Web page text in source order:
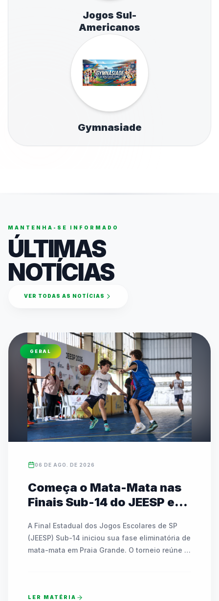
Jogos Sul-
Americanos
Gymnasiade
MANTENHA-SE INFORMADO
ÚLTIMAS
NOTÍCIAS
VER TODAS AS NOTÍCIAS
GERAL
06 DE AGO. DE 2026
Começa o Mata-Mata nas
Finais Sub-14 do JEESP em
A Final Estadual dos Jogos Escolares de SP
(JEESP) Sub-14 iniciou sua fase eliminatória de
mata-mata em Praia Grande. O torneio reúne
até sábado e contam com transmissão ao vivo
LER MATÉRIA